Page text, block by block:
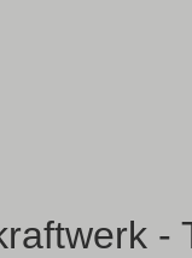
-